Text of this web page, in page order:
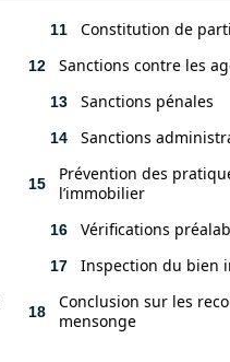
Constitution de
Sanctions contre les
Sanctions pénales
Sanctions
Prévention des
l’immobilier
Vérifications
Inspection du bien
Conclusion sur les
mensonge